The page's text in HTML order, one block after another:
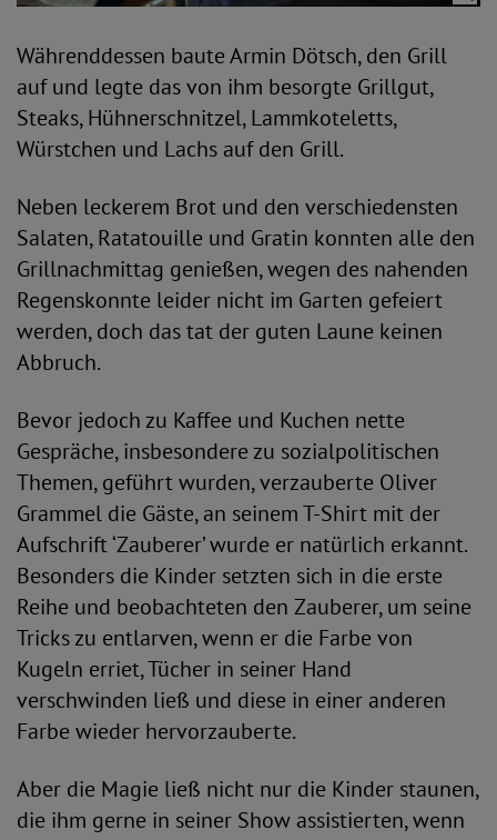
Währenddessen baute Armin Dötsch, den Grill
auf und legte das von ihm besorgte Grillgut,
Steaks, Hühnerschnitzel, Lammkoteletts,
Würstchen und Lachs auf den Grill.
Neben leckerem Brot und den verschiedensten
Salaten, Ratatouille und Gratin konnten alle den
Grillnachmittag genießen, wegen des nahenden
Regenskonnte leider nicht im Garten gefeiert
werden, doch das tat der guten Laune keinen
Abbruch.
Bevor jedoch zu Kaffee und Kuchen nette
Gespräche, insbesondere zu sozialpolitischen
Themen, geführt wurden, verzauberte Oliver
Grammel die Gäste, an seinem T-Shirt mit der
Aufschrift ‘Zauberer’ wurde er natürlich erkannt.
Besonders die Kinder setzten sich in die erste
Reihe und beobachteten den Zauberer, um seine
Tricks zu entlarven, wenn er die Farbe von
Kugeln erriet, Tücher in seiner Hand
verschwinden ließ und diese in einer anderen
Farbe wieder hervorzauberte.
Aber die Magie ließ nicht nur die Kinder staunen,
die ihm gerne in seiner Show assistierten, wenn